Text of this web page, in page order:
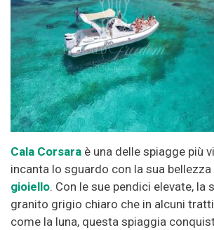
Cala Corsara è una delle spiagge più
incanta lo sguardo con la sua
gioiello. Con le sue pendici elevate, la
granito grigio chiaro che in alcuni
come la luna, questa spiaggia